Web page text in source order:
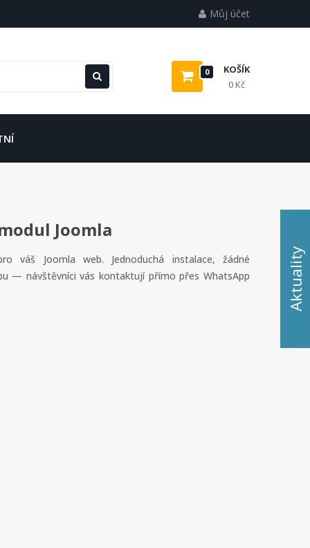
Můj účet
KOŠÍK
0 Kč
0
Joomla
váš Joomla web. Jednoduchá instalace, žádné
— návštěvníci vás kontaktují přímo přes WhatsApp
Aktuality